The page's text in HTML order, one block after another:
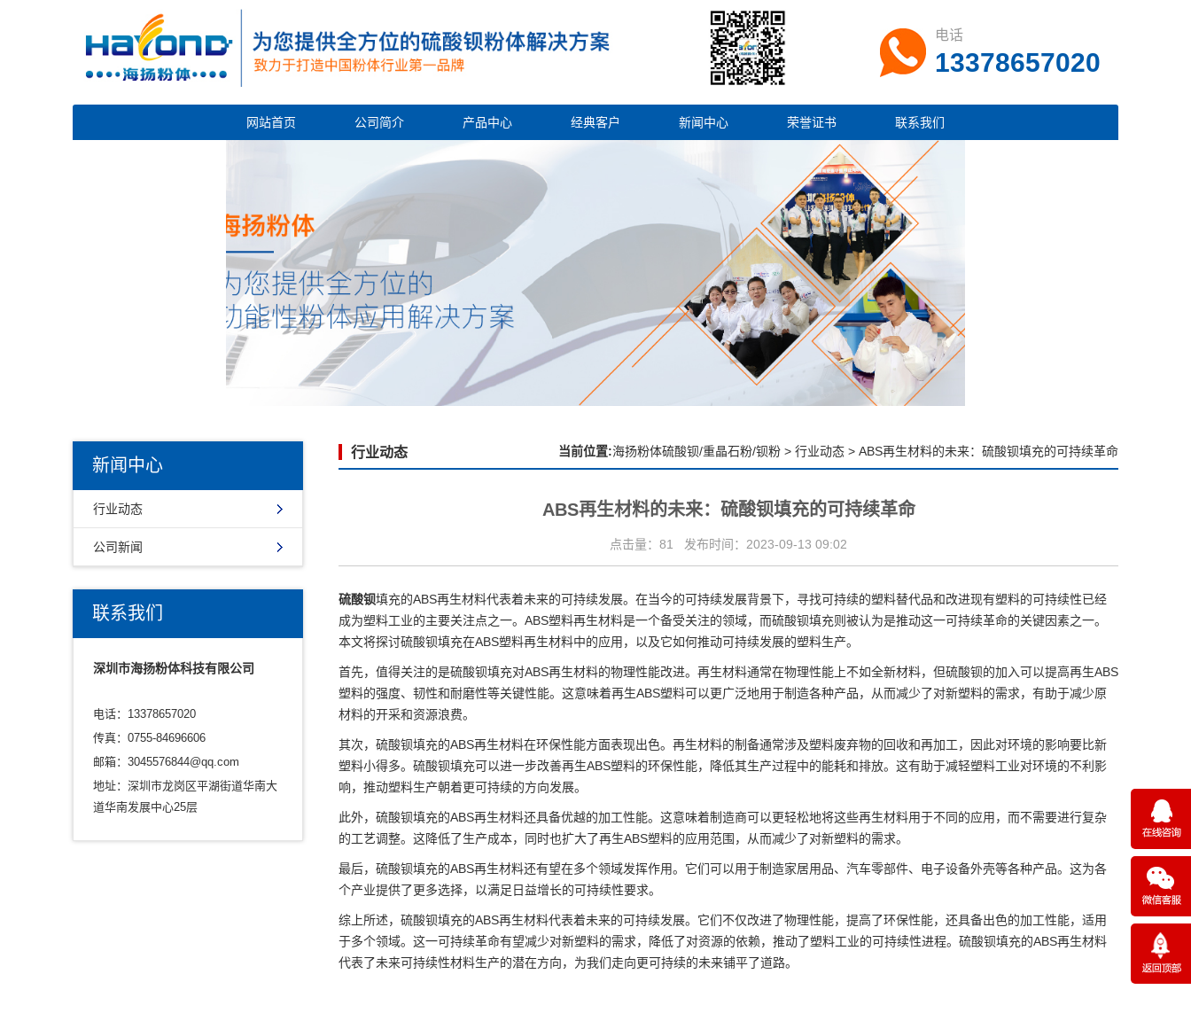
电话
13378657020
网站首页 公司简介 产品中心 经典客户 新闻中心 荣誉证书 联系我们
新闻中心
行业动态
公司新闻
联系我们
深圳市海扬粉体科技有限公司
电话：13378657020
传真：0755-84696606
邮箱：3045576844@qq.com
地址：深圳市龙岗区平湖街道华南大
道华南发展中心25层
行业动态 当前位置:海扬粉体硫酸钡/重晶石粉/钡粉 > 行业动态 > ABS再生材料的未来：硫酸钡填充的可持续革命
ABS再生材料的未来：硫酸钡填充的可持续革命
点击量：81 发布时间：2023-09-13 09:02
硫酸钡填充的ABS再生材料代表着未来的可持续发展。 在当今的可持续发展背景下，寻找可持续的塑料替代品和改进现有塑料的可持续性已经
成为塑料工业的主要关注点之一。ABS塑料再生材料是一个备受关注的领域，而硫酸钡填充则被认为是推动这一可持续革命的关键因素之一。
本文将探讨硫酸钡填充在ABS塑料再生材料中的应用，以及它如何推动可持续发展的塑料生产。
首先，值得关注的是硫酸钡填充对ABS再生材料的物理性能改进。再生材料通常在物理性能上不如全新材料，但硫酸钡的加入可以提高再生ABS
塑料的强度、韧性和耐磨性等关键性能。这意味着再生ABS塑料可以更广泛地用于制造各种产品，从而减少了对新塑料的需求，有助于减少原
材料的开采和资源浪费。
其次，硫酸钡填充的ABS再生材料在环保性能方面表现出色。再生材料的制备通常涉及塑料废弃物的回收和再加工，因此对环境的影响要比新
塑料小得多。硫酸钡填充可以进一步改善再生ABS塑料的环保性能，降低其生产过程中的能耗和排放。这有助于减轻塑料工业对环境的不利影
响，推动塑料生产朝着更可持续的方向发展。
此外，硫酸钡填充的ABS再生材料还具备优越的加工性能。这意味着制造商可以更轻松地将这些再生材料用于不同的应用，而不需要进行复杂
的工艺调整。这降低了生产成本，同时也扩大了再生ABS塑料的应用范围，从而减少了对新塑料的需求。
最后，硫酸钡填充的ABS再生材料还有望在多个领域发挥作用。它们可以用于制造家居用品、汽车零部件、电子设备外壳等各种产品。这为各
个产业提供了更多选择，以满足日益增长的可持续性要求。
综上所述，硫酸钡填充的ABS再生材料代表着未来的可持续发展。它们不仅改进了物理性能，提高了环保性能，还具备出色的加工性能，适用
于多个领域。这一可持续革命有望减少对新塑料的需求，降低了对资源的依赖，推动了塑料工业的可持续性进程。硫酸钡填充的ABS再生材料
代表了未来可持续性材料生产的潜在方向，为我们走向更可持续的未来铺平了道路。